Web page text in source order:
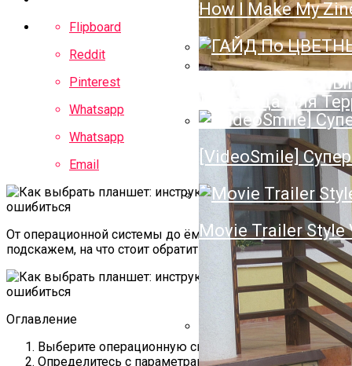
Нюансы Выбора
Держатель Для
Лестница Для
How I Make My
ГАЙД По
[VideoSmile]
Movie Trailer Style
Flipboard
Reddit
Pinterest
Whatsapp
Whatsapp
Email
От операционной системы до ёмкости аккумулятора:
подскажем, на что стоит обратить внимание.
Оглавление
Выберите операционную систему
Определитесь с параметрами дисплея